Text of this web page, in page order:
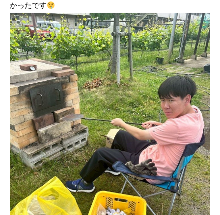
かったです